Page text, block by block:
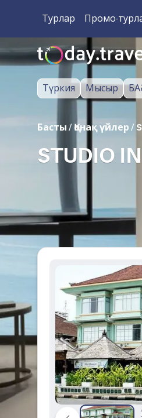
Турлар Промо-
Түркия Мысыр
Басты / Қонақ үйлер /
STUDIO